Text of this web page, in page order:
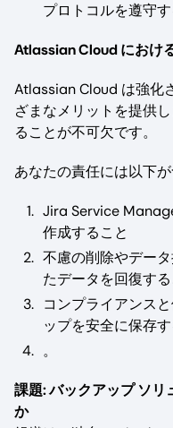
プロトコルを遵守す
Atlassian Cloud におけ
Atlassian Cloud は強化
ざまなメリットを提供
ることが不可欠です。
あなたの責任には以下
Jira Service
作成すること
不慮の削除やデー
たデータを回復する
コンプライアンス
ップを安全に保存
。
課題: バックアップ ソ
か